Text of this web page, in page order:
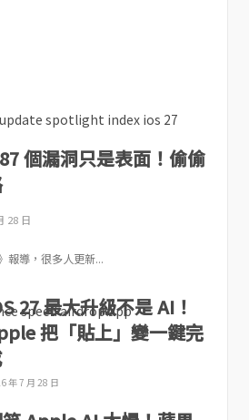
個漏洞只是表面！偷偷
28 日
報導，很多人更新...
27 最大升級不是 AI！
把「貼上」變一鍵完
年 7 月 28 日